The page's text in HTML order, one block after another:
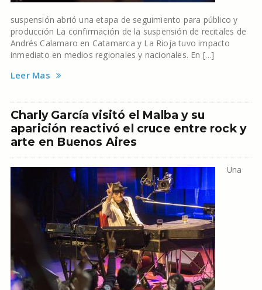
suspensión abrió una etapa de seguimiento para público y
producción La confirmación de la suspensión de recitales de
Andrés Calamaro en Catamarca y La Rioja tuvo impacto
inmediato en medios regionales y nacionales. En […]
Leer Mas
Charly García visitó el Malba y su
aparición reactivó el cruce entre rock y
arte en Buenos Aires
Una